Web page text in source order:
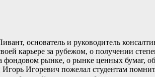
основатель и руководитель
карьере за рубежом, о получении
рынке, о рынке ценных бумаг,
Игоревич пожелал студентам